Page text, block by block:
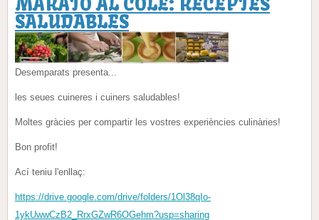
SALUDABLES
Desemparats presenta...
les seues cuineres i cuiners saludables!
Moltes gràcies per compartir les vostres experiències culinàries!
Bon profit!
Ací teniu l'enllaç:
https://drive.google.com/drive/folders/1Ol38qIo-
1ykUwwCzB2_RrxGZwR6OGehm?usp=sharing